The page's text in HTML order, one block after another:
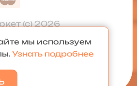
(с) 2026
мы используем
Узнать подробнее